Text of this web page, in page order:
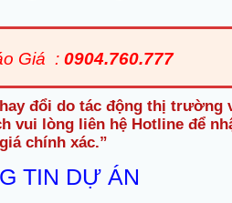
Giá : 0904.760.777
đổi do tác động thị trường
vui lòng liên hệ Hotline để
chính xác.”
TIN DỰ ÁN